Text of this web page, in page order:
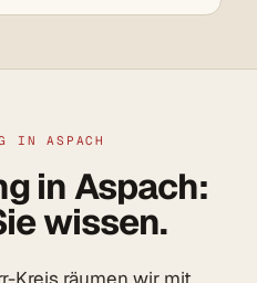
IN ASPACH
in Aspach:
wissen.